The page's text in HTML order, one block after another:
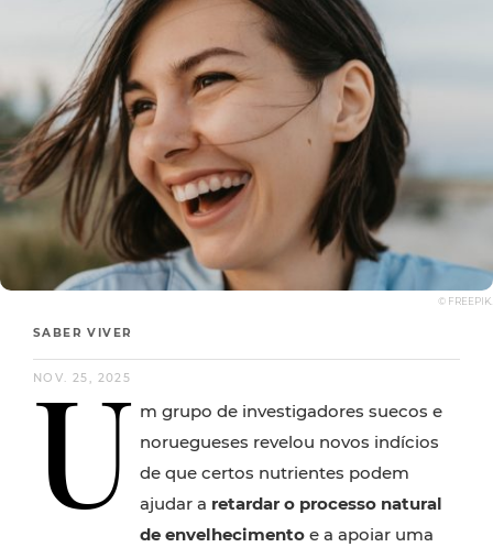
© FREEPIK.
SABER VIVER
NOV. 25, 2025
U m grupo de investigadores suecos e
noruegueses revelou novos indícios
de que certos nutrientes podem
ajudar a retardar o processo natural
de envelhecimento e a apoiar uma